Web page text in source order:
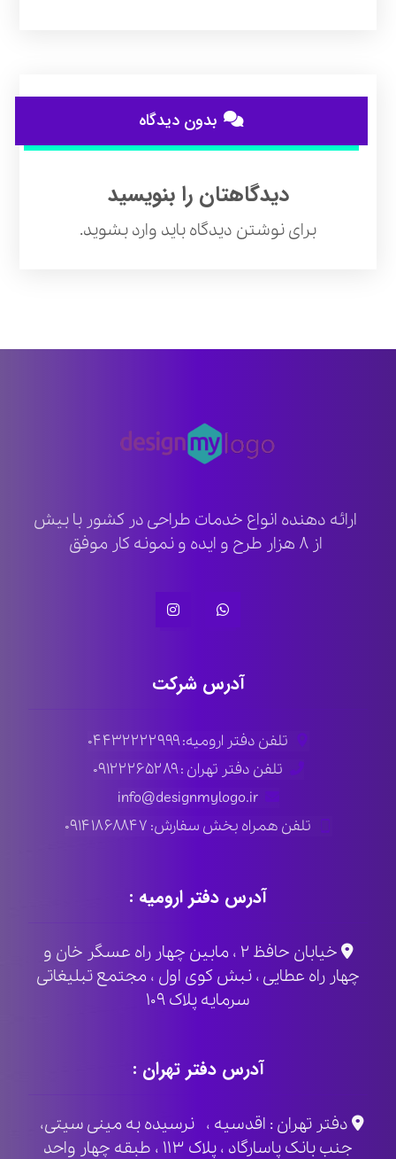
بدون دیدگاه
دیدگاهتان را بنویسید
برای نوشتن دیدگاه باید وارد بشوید.
ارائه دهنده انواع خدمات طراحی در کشور با بیش
از ۸ هزار طرح و ایده و نمونه کار موفق
آدرس شرکت
تلفن دفتر ارومیه: ۰۴۴۳۲۲۲۲۹۹۹
تلفن دفتر تهران : ۰۹۱۲۲۲۶۵۲۸۹
info@designmylogo.ir
تلفن همراه بخش سفارش: ۰۹۱۴۱۸۶۸۸۴۷
آدرس دفتر ارومیه :
خیابان حافظ ۲ ، مابین چهار راه عسگر خان و
چهار راه عطایی ، نبش کوی اول ، مجتمع تبلیغاتی
سرمایه پلاک ۱۰۹
آدرس دفتر تهران :
دفتر تهران : اقدسیه ، نرسیده به مینی سیتی،
جنب بانک پاسارگاد ، پلاک ۱۱۳ ، طبقه چهار واحد